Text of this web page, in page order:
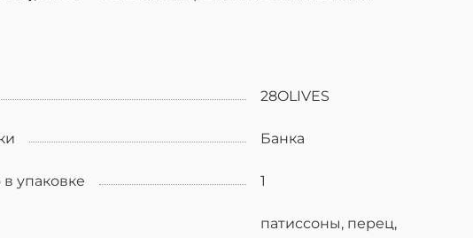
28OLIVES
Банка
упаковке 1
патиссоны, перец,